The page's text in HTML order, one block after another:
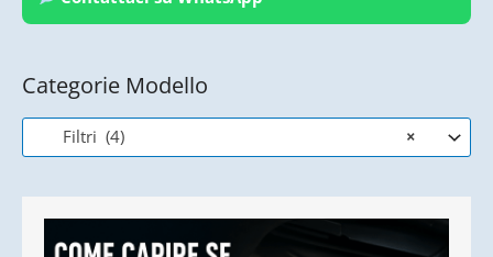
Categorie Modello
×
Filtri (4)